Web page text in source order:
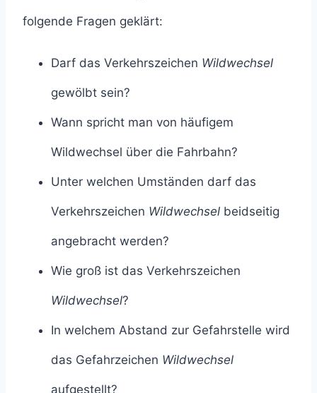
folgende Fragen geklärt:
Darf das Verkehrszeichen Wildwechsel
gewölbt sein?
Wann spricht man von häufigem
Wildwechsel über die Fahrbahn?
Unter welchen Umständen darf das
Verkehrszeichen Wildwechsel beidseitig
angebracht werden?
Wie groß ist das Verkehrszeichen
Wildwechsel?
In welchem Abstand zur Gefahrstelle wird
das Gefahrzeichen Wildwechsel
aufgestellt?